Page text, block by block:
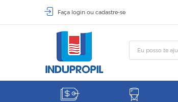
Faça login ou cadastre-se